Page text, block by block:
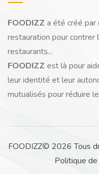
FOODIZZ a été créé
restauration pour
restaurants...
FOODIZZ est là pour
leur identité et leur
mutualisés pour réduire
FOODIZZ© 2026 Tous
Politique